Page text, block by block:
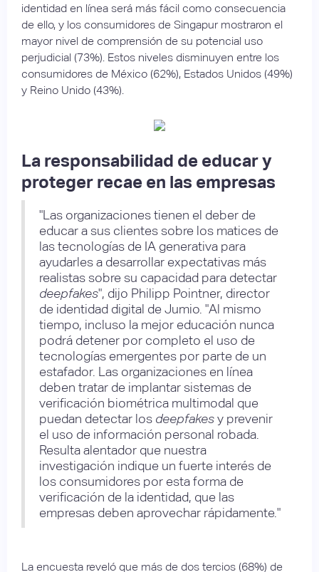
identidad en línea será más fácil como consecuencia
de ello, y los consumidores de Singapur mostraron el
mayor nivel de comprensión de su potencial uso
perjudicial (73%). Estos niveles disminuyen entre los
consumidores de México (62%), Estados Unidos (49%)
y Reino Unido (43%).
La responsabilidad de educar y
proteger recae en las empresas
"Las organizaciones tienen el deber de
educar a sus clientes sobre los matices de
las tecnologías de IA generativa para
ayudarles a desarrollar expectativas más
realistas sobre su capacidad para detectar
deepfakes", dijo Philipp Pointner, director
de identidad digital de Jumio. "Al mismo
tiempo, incluso la mejor educación nunca
podrá detener por completo el uso de
tecnologías emergentes por parte de un
estafador. Las organizaciones en línea
deben tratar de implantar sistemas de
verificación biométrica multimodal que
puedan detectar los deepfakesy prevenir
el uso de información personal robada.
Resulta alentador que nuestra
investigación indique un fuerte interés de
los consumidores por esta forma de
verificación de la identidad, que las
empresas deben aprovechar rápidamente."
La encuesta reveló que más de dos tercios (68%) de